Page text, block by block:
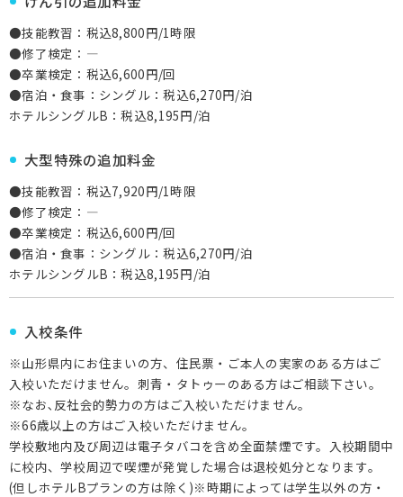
●技能教習：税込8,800円/1時限
●修了検定：―
●卒業検定：税込6,600円/回
●宿泊・食事：シングル：税込6,270円/泊
ホテルシングルB：税込8,195円/泊
大型特殊の追加料金
●技能教習：税込7,920円/1時限
●修了検定：―
●卒業検定：税込6,600円/回
●宿泊・食事：シングル：税込6,270円/泊
ホテルシングルB：税込8,195円/泊
入校条件
※山形県内にお住まいの方、住民票・ご本人の実家のある方はご
入校いただけません。刺青・タトゥーのある方はご相談下さい。
※なお､反社会的勢力の方はご入校いただけません。
※66歳以上の方はご入校いただけません。
学校敷地内及び周辺は電子タバコを含め全面禁煙です。入校期間中
に校内、学校周辺で喫煙が発覚した場合は退校処分となります。
(但しホテルBプランの方は除く)※時期によっては学生以外の方・